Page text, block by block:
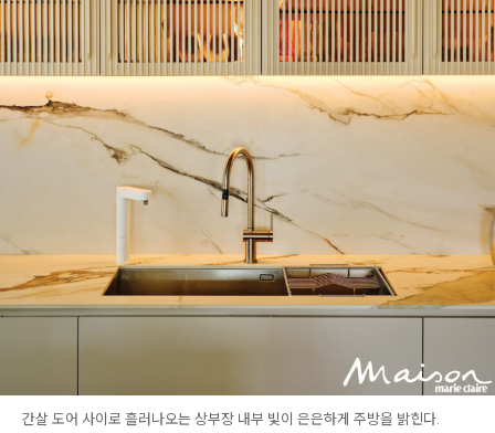
간살 도어 사이로 흘러나오는 상부장 내부 빛이 은은하게 주방을 밝힌다.